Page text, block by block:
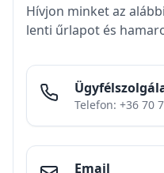
Hívjon minket az
lenti űrlapot és
Telefon: +36 70
Email